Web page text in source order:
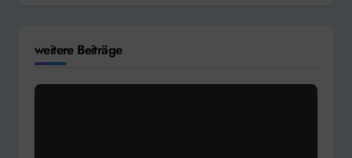
weitere Beiträge